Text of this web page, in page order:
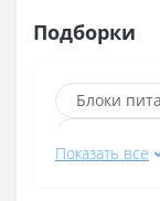
Подборки
Блоки
Показать все